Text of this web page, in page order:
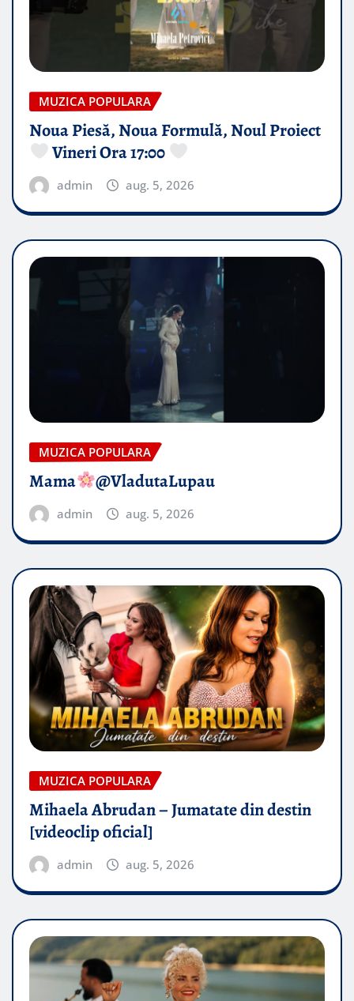
MUZICA POPULARA
Noua Piesă, Noua Formulă, Noul Proiect
Vineri Ora 17:00
admin aug. 5, 2026
MUZICA POPULARA
Mama @VladutaLupau
admin aug. 5, 2026
MUZICA POPULARA
Mihaela Abrudan – Jumatate din destin
[videoclip oficial]
admin aug. 5, 2026